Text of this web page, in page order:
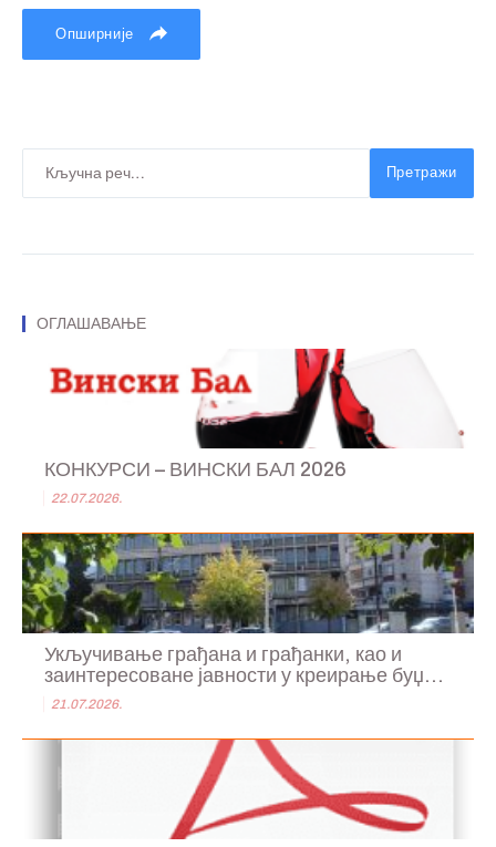
Опширније
Претражи
ОГЛАШАВАЊЕ
КОНКУРСИ – ВИНСКИ БАЛ 2026
22.07.2026.
Укључивање грађана и грађанки, као и
заинтересоване јавности у креирање буџ...
21.07.2026.